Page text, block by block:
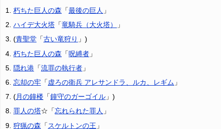
朽ちた巨人の森 「最後の巨人 」
ハイデ大火塔 「竜騎兵（大火塔）
」
(青聖堂 「古い竜狩り 」)
朽ちた巨人の森 「呪縛者 」
隠れ港 「流罪の執行者 」
忘却の牢 「 虚ろの衛兵 アレサンドラ、ルカ、レギム 」
(月の鐘楼 「鐘守のガーゴイル 」)
罪人の塔☆「忘れられた罪人 」
狩猟の森 「スケルトンの王 」